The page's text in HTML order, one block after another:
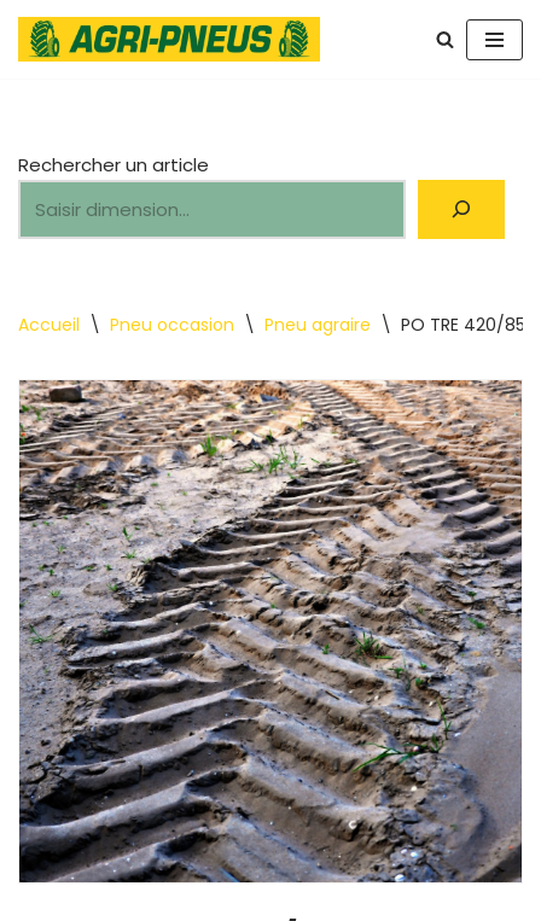
Aller
Accueil \ Pneu occasion \ Pneu agraire \ PO TRE 420/
Rechercher un article